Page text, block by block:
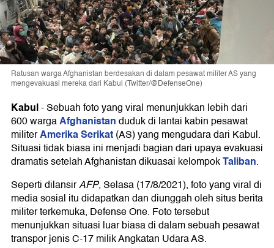
Ratusan warga Afghanistan berdesakan di dalam pesawat militer AS yang
mengevakuasi mereka dari Kabul (Twitter/@DefenseOne)
Kabul-Sebuah foto yang viral menunjukkan lebih dari
600 wargaAfghanistanduduk di lantai kabin pesawat
militerAmerika Serikat(AS) yang mengudara dari Kabul.
Situasi tidak biasa ini menjadi bagian dari upaya evakuasi
dramatis setelah Afghanistan dikuasai kelompokTaliban.
Seperti dilansirAFP, Selasa (17/8/2021), foto yang viral di
media sosial itu didapatkan dan diunggah oleh situs berita
militer terkemuka, Defense One. Foto tersebut
menunjukkan situasi luar biasa di dalam sebuah pesawat
transpor jenis C-17 milik Angkatan Udara AS.